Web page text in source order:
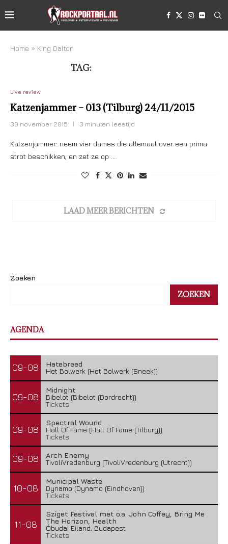
Home » King Dalton
TAG:
Live review
Katzenjammer – 013 (Tilburg) 24/11/2015
30 november 2015 3 minuten leestijd
Katzenjammer: neem vier dames die allemaal over een prima
strot beschikken, en zet ze op …
LAAD MEER BERICHTEN
Zoeken
ZOEKEN
AGENDA
09-08
Hatebreed
Het Bolwerk (Het Bolwerk (Sneek))
09-08
Midnight
Bibelot (Bibelot (Dordrecht))
Tickets
09-08
Spectral Wound
Hall Of Fame (Hall Of Fame (Tilburg))
Tickets
09-08
Arch Enemy
TivoliVredenburg (TivoliVredenburg (Utrecht))
10-08
Municipal Waste
Dynamo (Dynamo (Eindhoven))
Tickets
11-08
Sziget Festival met o.a. John Coffey, Bring Me
The Horizon, Health
Óbudai Eiland, Budapest
Tickets